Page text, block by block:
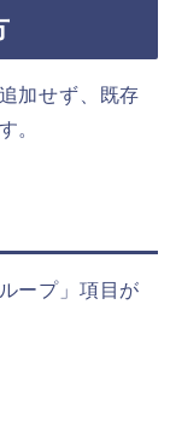
加せず、既存
。
ープ」項目が